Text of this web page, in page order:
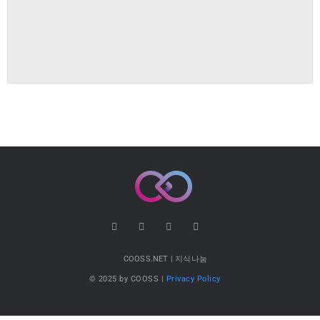
COOSS.NET | 지식나눔
© 2025 by COOSS | Privacy Policy